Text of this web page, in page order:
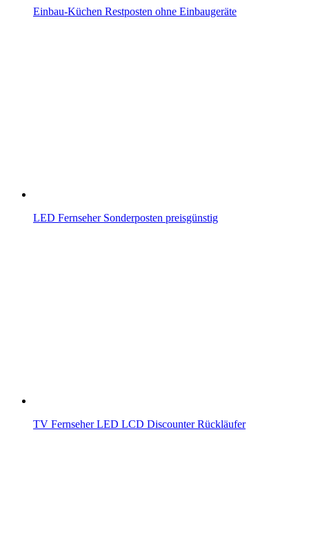
Einbau-Küchen Restposten ohne Einbaugeräte
LED Fernseher Sonderposten preisgünstig
TV Fernseher LED LCD Discounter Rückläufer